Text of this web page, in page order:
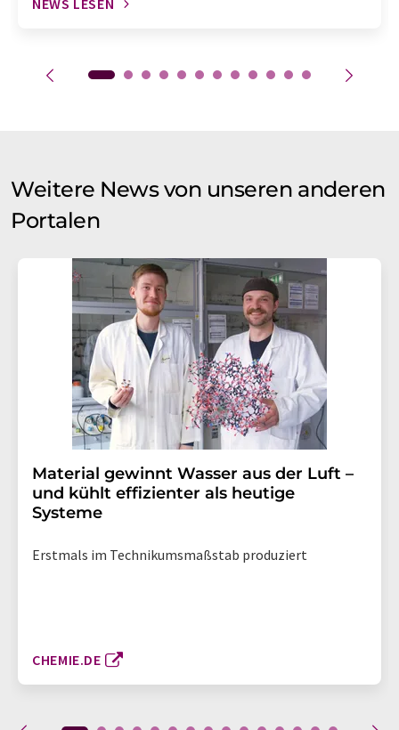
NEWS LESEN
Weitere News von unseren anderen
Portalen
Material gewinnt Wasser aus der Luft –
und kühlt effizienter als heutige
Systeme
Erstmals im Technikumsmaßstab produziert
CHEMIE.DE